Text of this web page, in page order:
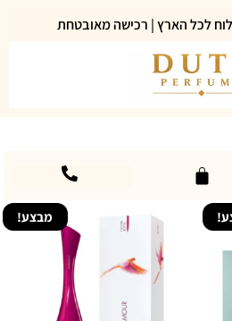
לכל הארץ | רכישה מאובטחת
מבצע!